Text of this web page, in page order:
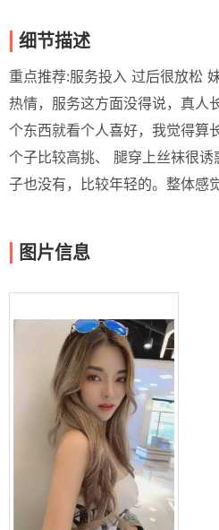
细节描述
重点推荐:服务投入 过后很放松
热情，服务这方面没得说，真人
个东西就看个人喜好，我觉得算
个子比较高挑、 腿穿上丝袜很
子也没有，比较年轻的。整体感
图片信息